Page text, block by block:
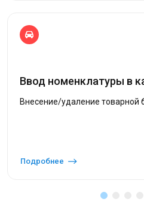
Ввод номенклатуры в
Внесение/удаление товарной
Подробнее